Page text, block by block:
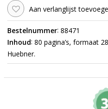
Aan verlanglijst
Bestelnummer: 88471
Inhoud: 80 pagina’s, formaat
Huebner.